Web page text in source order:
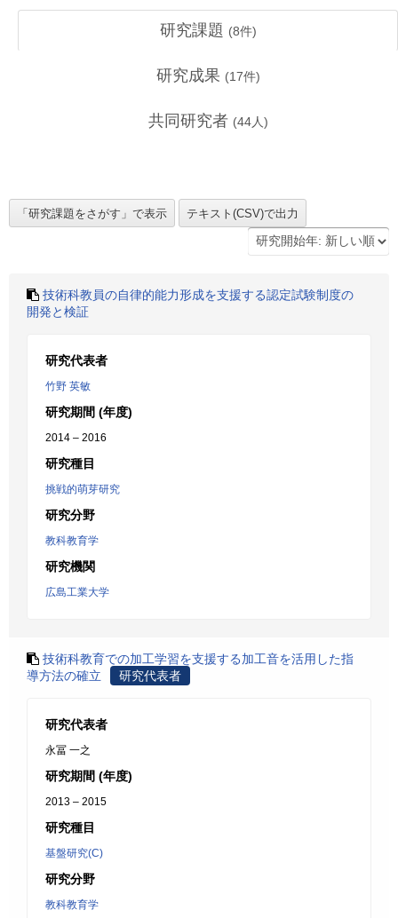
研究課題 (8件)
研究成果 (17件)
共同研究者 (44人)
技術科教員の自律的能力形成を支援する認定試験制度の
開発と検証
研究代表者
竹野 英敏
研究期間 (年度)
2014 – 2016
研究種目
挑戦的萌芽研究
研究分野
教科教育学
研究機関
広島工業大学
技術科教育での加工学習を支援する加工音を活用した指
導方法の確立
研究代表者
研究代表者
永冨 一之
研究期間 (年度)
2013 – 2015
研究種目
基盤研究(C)
研究分野
教科教育学